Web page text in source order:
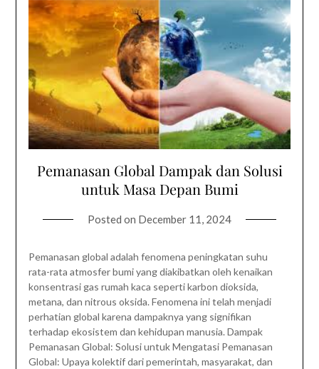
Pemanasan Global Dampak dan Solusi
untuk Masa Depan Bumi
Posted on December 11, 2024
Pemanasan global adalah fenomena peningkatan suhu
rata-rata atmosfer bumi yang diakibatkan oleh kenaikan
konsentrasi gas rumah kaca seperti karbon dioksida,
metana, dan nitrous oksida. Fenomena ini telah menjadi
perhatian global karena dampaknya yang signifikan
terhadap ekosistem dan kehidupan manusia. Dampak
Pemanasan Global: Solusi untuk Mengatasi Pemanasan
Global: Upaya kolektif dari pemerintah, masyarakat, dan